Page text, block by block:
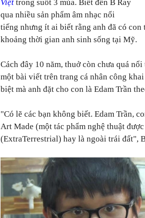
Việt trong suốt 3 mùa. Biết đến B Ray
qua nhiều sản phẩm âm nhạc nổi
tiếng nhưng ít ai biết rằng anh đã có
khoảng thời gian anh sinh sống tại Mỹ.
Cách đây 10 năm, thuở còn chưa quá
một bài viết trên trang cá nhân công
biệt mà anh đặt cho con là Edam Trần
"Có lẽ các bạn không biết. Edam Trần,
Art Made (một tác phẩm nghệ thuật
(ExtraTerrestrial) hay là ngoài trái đất",